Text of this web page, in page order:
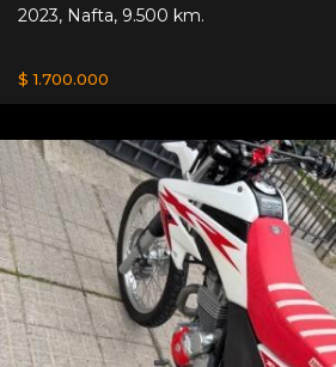
2023, Nafta, 9.500 km.
$ 1.700.000